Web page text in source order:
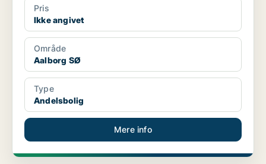
Pris
Ikke angivet
Område
Aalborg SØ
Type
Andelsbolig
Mere info